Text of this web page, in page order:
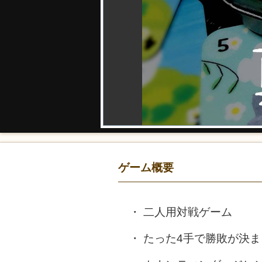
ゲーム概要
二人用対戦ゲーム
たった4手で勝敗が決